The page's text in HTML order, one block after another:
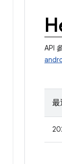
API
最